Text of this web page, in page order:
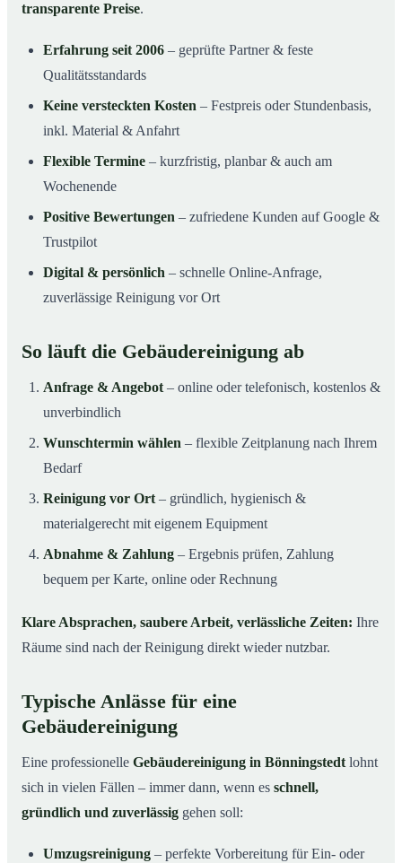
transparente Preise.
Erfahrung seit 2006 – geprüfte Partner & feste
Qualitätsstandards
Keine versteckten Kosten – Festpreis oder Stundenbasis,
inkl. Material & Anfahrt
Flexible Termine – kurzfristig, planbar & auch am
Wochenende
Positive Bewertungen – zufriedene Kunden auf Google &
Trustpilot
Digital & persönlich – schnelle Online-Anfrage,
zuverlässige Reinigung vor Ort
So läuft die Gebäudereinigung ab
Anfrage & Angebot – online oder telefonisch, kostenlos &
unverbindlich
Wunschtermin wählen – flexible Zeitplanung nach Ihrem
Bedarf
Reinigung vor Ort – gründlich, hygienisch &
materialgerecht mit eigenem Equipment
Abnahme & Zahlung – Ergebnis prüfen, Zahlung
bequem per Karte, online oder Rechnung
Klare Absprachen, saubere Arbeit, verlässliche Zeiten: Ihre
Räume sind nach der Reinigung direkt wieder nutzbar.
Typische Anlässe für eine
Gebäudereinigung
Eine professionelle Gebäudereinigung in Bönningstedt lohnt
sich in vielen Fällen – immer dann, wenn es schnell,
gründlich und zuverlässig gehen soll:
Umzugsreinigung – perfekte Vorbereitung für Ein- oder